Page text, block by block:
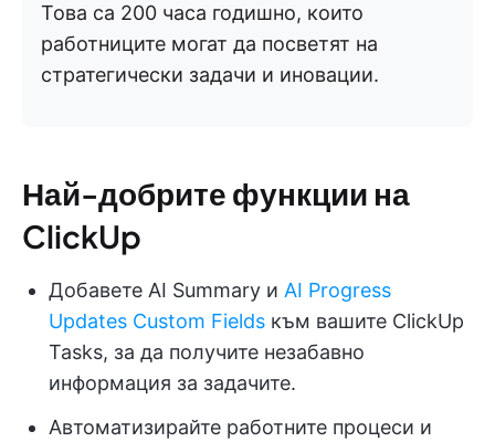
Това са 200 часа годишно, които
работниците могат да посветят на
стратегически задачи и иновации.
Най-добрите функции на
ClickUp
Добавете AI Summary и AI Progress
Updates Custom Fields към вашите ClickUp
Tasks, за да получите незабавно
информация за задачите.
Автоматизирайте работните процеси и